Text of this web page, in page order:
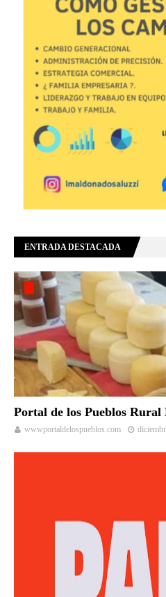
ENTRADA DESTACADA
Portal de los Pueblos Rural
wwwportaldelospueblos.com